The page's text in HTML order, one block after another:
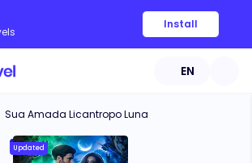
Install
EN
Sua Amada Licantropo Luna
Updated